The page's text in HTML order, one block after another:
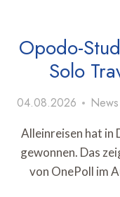
Opodo-
Solo
04.08.2026 News
Alleinreisen hat in
gewonnen. Das
von OnePoll im